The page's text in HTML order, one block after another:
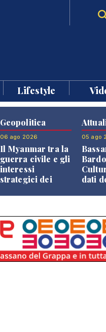
Lifestyle
Geopolitica
06 ago 2026
Il Myanmar tra la
guerra civile e gli
interessi
strategici dei
05 ago
dati